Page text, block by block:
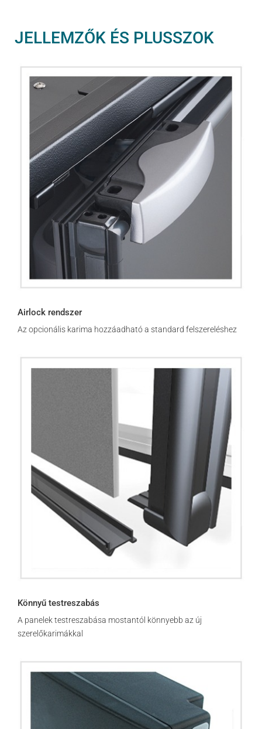
JELLEMZŐK ÉS PLUSSZOK
Airlock rendszer
Az opcionális karima hozzáadható a standard felszereléshez
Könnyű testreszabás
A panelek testreszabása mostantól könnyebb az új
szerelőkarimákkal